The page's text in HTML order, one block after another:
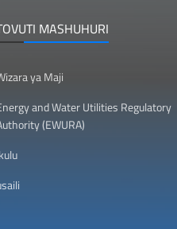
MASHUHURI
ya Maji
and Water Utilities Regulatory
(EWURA)